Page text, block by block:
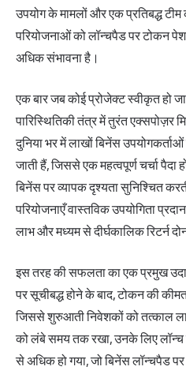
उपयोग के मामलों और एक प्रतिबद्ध टीम
परियोजनाओं को लॉन्चपैड पर टोकन
अधिक संभावना है।
एक बार जब कोई प्रोजेक्ट स्वीकृत हो
पारिस्थितिकी तंत्र में तुरंत एक्सपोज़र
दुनिया भर में लाखों बिनेंस
जाती हैं, जिससे एक महत्वपूर्ण चर्चा
बिनेंस पर व्यापक दृश्यता सुनिश्चित
परियोजनाएँ वास्तविक उपयोगिता
लाभ और मध्यम से दीर्घकालिक रिटर्न
इस तरह की सफलता का एक प्रमुख
पर सूचीबद्ध होने के बाद, टोकन की
जिससे शुरुआती निवेशकों को तत्काल
को लंबे समय तक रखा, उनके लिए लॉन्च
से अधिक हो गया, जो बिनेंस लॉन्चपैड